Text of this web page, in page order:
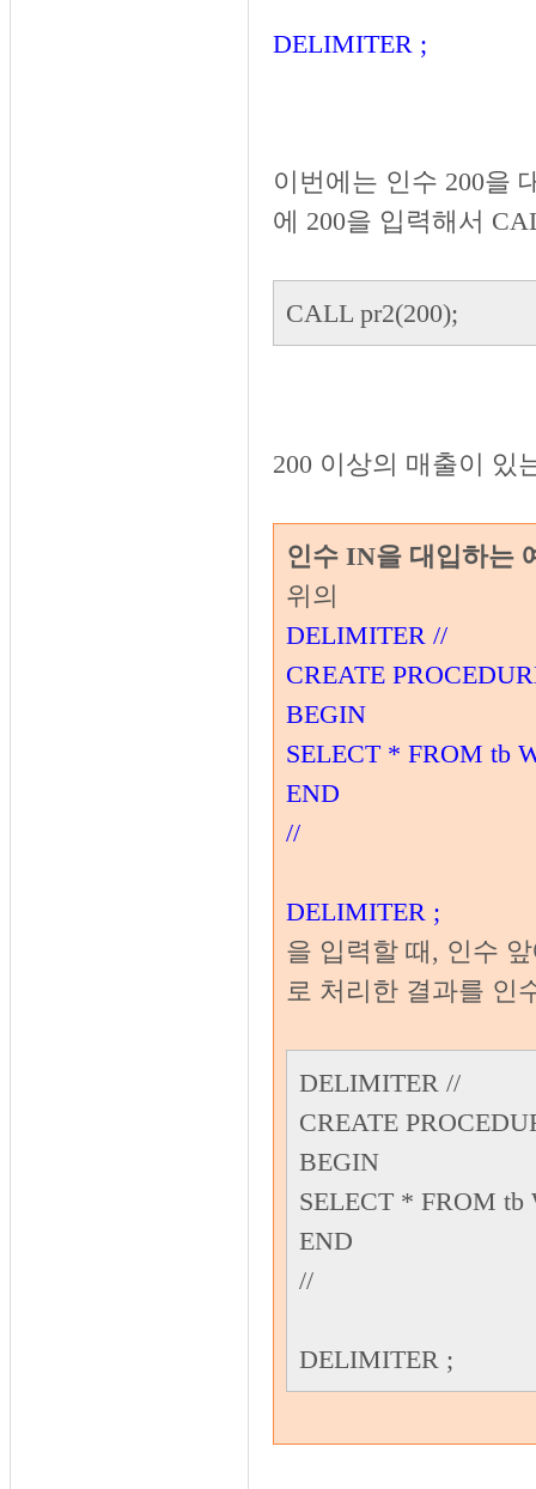
DELIMITER ;
이번에는 인수 200을
에 200을 입력해서
CALL pr2(200);
200 이상의 매출이 있
인수 IN을 대입하는
위의
DELIMITER //
CREATE
BEGIN
SELECT * FROM tb
END
//
DELIMITER ;
을 입력할 때, 인수
로 처리한 결과를 인
DELIMITER //
CREATE
BEGIN
SELECT * FROM tb
END
//
DELIMITER ;